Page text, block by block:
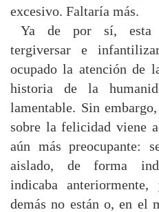
excesivo. Faltaría más.
Ya de por sí, esta
tergiversar e
ocupado la atención de
historia de la
lamentable. Sin
sobre la felicidad viene
aún más preocupante:
aislado, de forma
indicaba
demás no están o, en el